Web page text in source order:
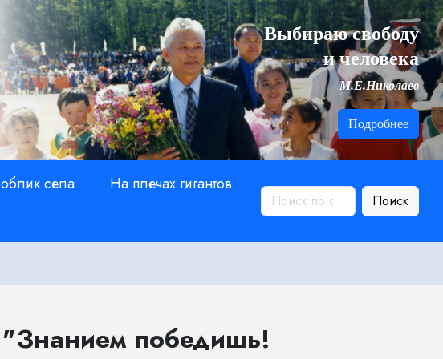
Выбираю свободу
и человека
М.Е.Николаев
Подробнее
села
На плечах гигантов
Поиск
победишь!